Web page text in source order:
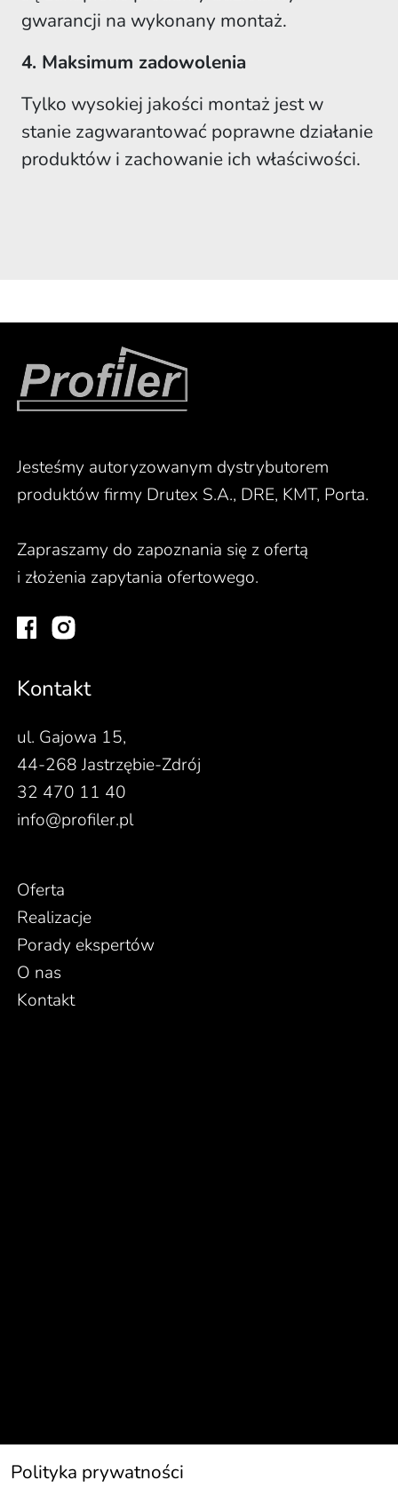
gwarancji na wykonany montaż.
4. Maksimum zadowolenia
Tylko wysokiej jakości montaż jest w
stanie zagwarantować poprawne działanie
produktów i zachowanie ich właściwości.
Jesteśmy autoryzowanym dystrybutorem
produktów firmy Drutex S.A., DRE, KMT, Porta.
Zapraszamy do zapoznania się z ofertą
i złożenia zapytania ofertowego.
Kontakt
ul. Gajowa 15,
44-268 Jastrzębie-Zdrój
32 470 11 40
info@profiler.pl
Oferta
Realizacje
Porady ekspertów
O nas
Kontakt
Polityka prywatności